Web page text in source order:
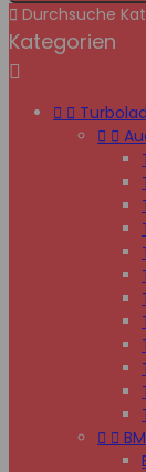
 Durchsuche
Kategorien

 
 
 